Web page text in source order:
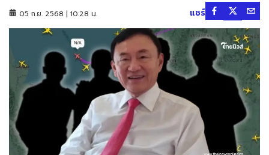
05 ก.ย. 2568 | 10:28 น. แชร์